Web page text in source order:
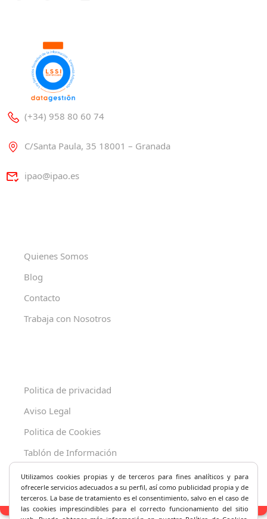
(+34) 958 80 60 74
C/Santa Paula, 35 18001 – Granada
ipao@ipao.es
Quienes Somos
Blog
Contacto
Trabaja con Nosotros
Politica de privacidad
Aviso Legal
Politica de Cookies
Tablón de Información
Decreto 625/2019
Utilizamos cookies propias y de terceros para fines analíticos y para
ofrecerle servicios adecuados a su perfil, así como publicidad propia y de
terceros. La base de tratamiento es el consentimiento, salvo en el caso de
las cookies imprescindibles para el correcto funcionamiento del sitio